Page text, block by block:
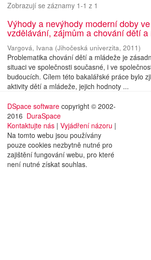
Zobrazují se záznamy 1-1 z 1
Výhody a nevýhody moderní doby
vzdělávání, zájmům a chování dětí a
Vargová, Ivana (Jihočeská univerzita, 2011)
Problematika chování dětí a mládeže je
situaci ve společnosti současné, i ve
budoucích. Cílem této bakalářské práce bylo
aktivity dětí a mládeže, jejich hodnoty ...
DSpace software copyright © 2002-
2016 DuraSpace
Kontaktujte nás | Vyjádření názoru |
Na tomto webu jsou používány
pouze cookies nezbytně nutné pro
zajištění fungování webu, pro které
není nutné získat souhlas.